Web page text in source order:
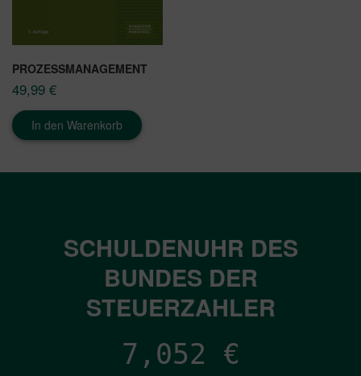
PROZESSMANAGEMENT
49,99 €
In den Warenkorb
SCHULDENUHR DES
BUNDES DER
STEUERZAHLER
7,052 €